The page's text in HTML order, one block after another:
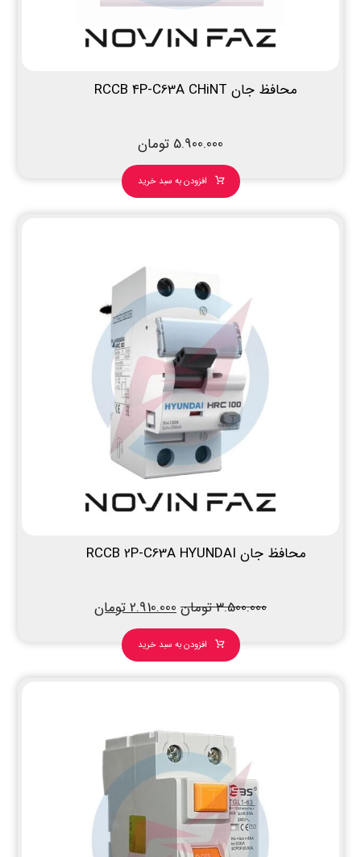
محافظ جان RCCB 4P-C63A CHiNT
5.900.000 تومان
افزودن به سبد خرید
محافظ جان RCCB 2P-C63A HYUNDAI
3.500.000تومان2.910.000تومان
افزودن به سبد خرید